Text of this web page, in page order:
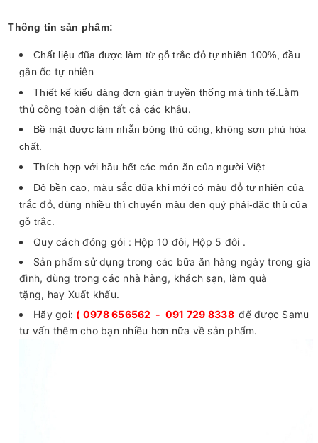
Thông tin sản phẩm:
Chất liệu đũa được làm từ gỗ trắc đỏ tự nhiên 100%, đầu
gắn ốc tự nhiên
Thiết kế kiểu dáng đơn giản truyền thống mà tinh tế.Làm
thủ công toàn diện tất cả các khâu.
Bề mặt được làm nhẵn bóng thủ công, không sơn phủ hóa
chất.
Thích hợp với hầu hết các món ăn của người Việt.
Độ bền cao, màu sắc đũa khi mới có màu đỏ tự nhiên của
trắcđỏ, dùng nhiều thì chuyển màu đen quý phái-đặc thù của
gỗ trắc.
Quy cách đóng gói : Hộp 10 đôi, Hộp 5 đôi .
Sản phẩm sử dụng trong các bữa ăn hàng ngày trong gia
đình, dùng trong các nhà hàng, khách sạn, làm quà
tặng, hay Xuất khẩu.
Hãy gọi: ( 0978 656562 - 091 729 8338để được Samu
tư vấn thêm cho bạn nhiều hơn nữa về sản phẩm.